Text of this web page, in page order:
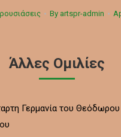
By artspr-admin
Άλλες Ομιλίες
Γερμανία του